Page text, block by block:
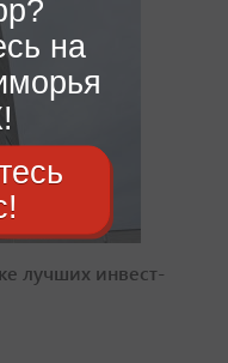
лучших инвест-
на